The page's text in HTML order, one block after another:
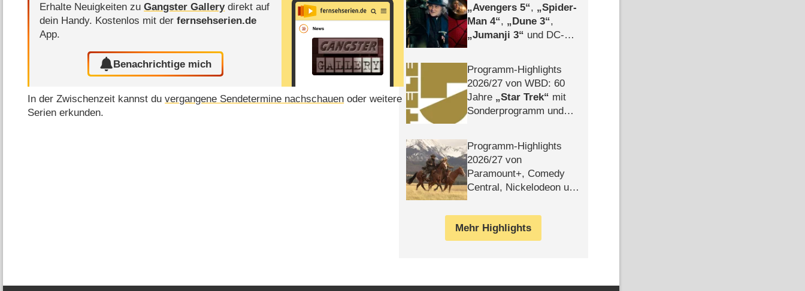
Erhalte Neuigkeiten zuGangster Gallerydirekt auf
dein Handy. Kostenlos mit derfernsehserien.de
App.
Benachrichtige mich
In der Zwischenzeit kannst duvergangene Sendetermine nachschauen oder weitere
Serien erkunden.
Avengers 5 ,
Spider-
Man 4 , Dune 3 ,
Jumanji 3
und DC-
Programm-Highlights
2026/​27 von WBD: 60
Jahre
Star Trek
mit
Sonderprogramm und
Programm-Highlights
2026/​27 von
Paramount+, Comedy
Central, Nickelodeon und
Mehr Highlights